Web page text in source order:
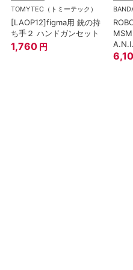
TOMYTEC（トミーテック）
[LAOP12]figma用 銃の持
ち手２ ハンドガンセット
1,760 円